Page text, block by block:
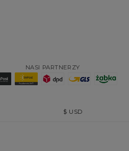
NASI PARTNERZY
$ USD